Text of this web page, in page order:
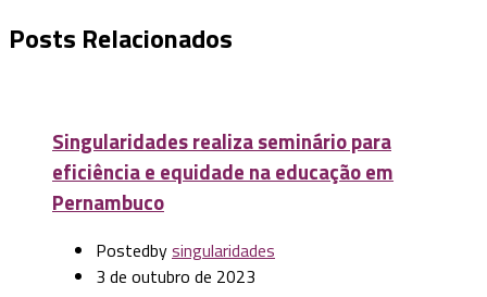
Posts Relacionados
Singularidades realiza seminário para
eficiência e equidade na educação em
Pernambuco
Postedbysingularidades
3 de outubro de 2023